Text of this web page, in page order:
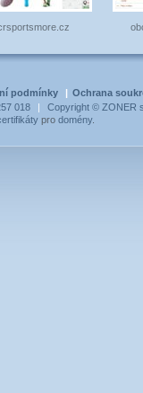
podmínky | Ochrana
018
|
Copyright © ZONER
pro domény.